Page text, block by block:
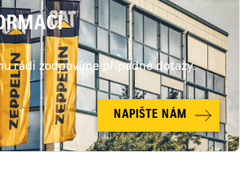
rádi zodpovíme případné dotazy.
NAPIŠTE NÁM